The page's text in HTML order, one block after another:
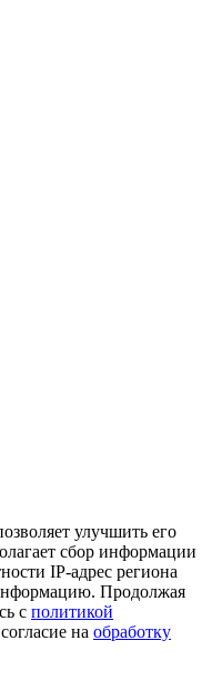
улучшить его
сбор информации
IP-адрес региона
Продолжая
с политикой
на обработку